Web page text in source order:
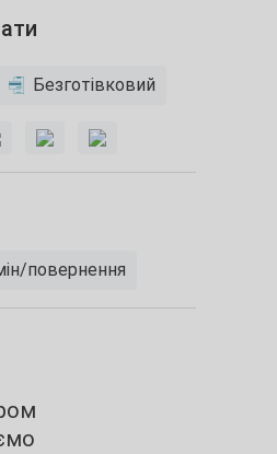
Безготівковий
повернення